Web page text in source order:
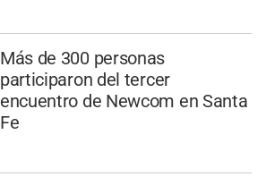
Más de 300 personas
participaron del tercer
encuentro de Newcom en Santa
Fe